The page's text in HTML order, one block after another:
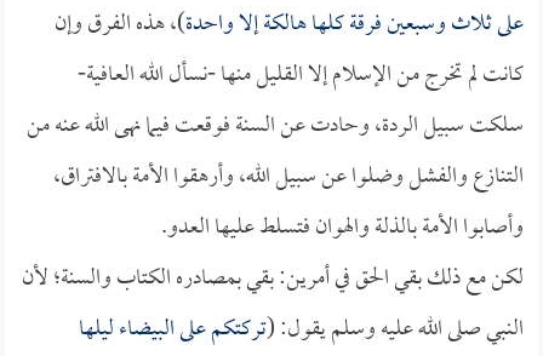
على ثلاث وسبعين فرقة كلها هالكة إلا واحدة)، هذه الفرق وإن
كانت لم تخرج من الإسلام إلا القليل منها -نسأل الله العافية-
سلكت سبيل الردة، وحادت عن السنة فوقعت فيما نهى الله عنه من
التنازع والفشل وضلوا عن سبيل الله، وأرهقوا الأمة بالافتراق،
وأصابوا الأمة بالذلة والهوان فتسلط عليها العدو.
لكن مع ذلك بقي الحق في أمرين: بقي بمصادره الكتاب والسنة؛ لأن
النبي صلى الله عليه وسلم يقول: (تركتكم على البيضاء ليلها